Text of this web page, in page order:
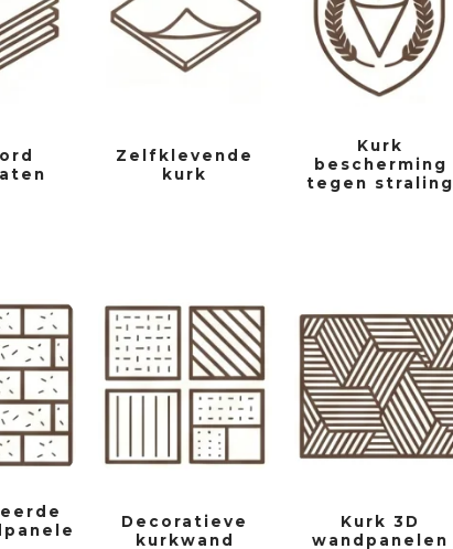
Zelfklevende
kurk
Kurk
bescherming
tegen straling
Decoratieve
kurkwand
Kurk 3D
wandpanelen